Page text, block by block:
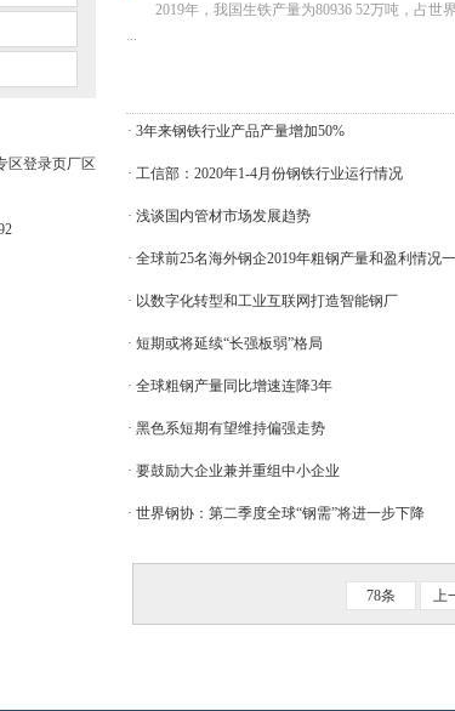
区登录页厂区
2019年，我国生铁产量为80936 52万吨，占世
...
· 3年来钢铁行业产品产量增加50%
· 工信部：2020年1-4月份钢铁行业运行情况
· 浅谈国内管材市场发展趋势
· 全球前25名海外钢企2019年粗钢产量和盈利情况
· 以数字化转型和工业互联网打造智能钢厂
· 短期或将延续“长强板弱”格局
· 全球粗钢产量同比增速连降3年
· 黑色系短期有望维持偏强走势
· 要鼓励大企业兼并重组中小企业
· 世界钢协：第二季度全球“钢需”将进一步下降
78条 上